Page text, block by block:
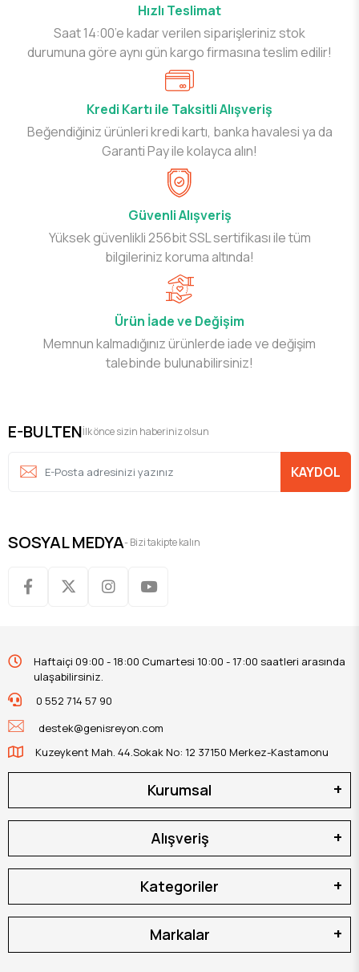
Hızlı Teslimat
Saat 14:00’e kadar verilen siparişleriniz stok
durumuna göre aynı gün kargo firmasına teslim edilir!
Kredi Kartı ile Taksitli Alışveriş
Beğendiğiniz ürünleri kredi kartı, banka havalesi ya da
Garanti Pay ile kolayca alın!
Güvenli Alışveriş
Yüksek güvenlikli 256bit SSL sertifikası ile tüm
bilgileriniz koruma altında!
Ürün İade ve Değişim
Memnun kalmadığınız ürünlerde iade ve değişim
talebinde bulunabilirsiniz!
E-BULTENİlk önce sizin haberiniz olsun
KAYDOL
SOSYAL MEDYA- Bizi takipte kalın
Haftaiçi 09:00 - 18:00 Cumartesi 10:00 - 17:00 saatleri arasında
ulaşabilirsiniz.
0 552 714 57 90
destek@genisreyon.com
Kuzeykent Mah. 44.Sokak No: 12 37150 Merkez-Kastamonu
Kurumsal
Alışveriş
Kategoriler
Markalar